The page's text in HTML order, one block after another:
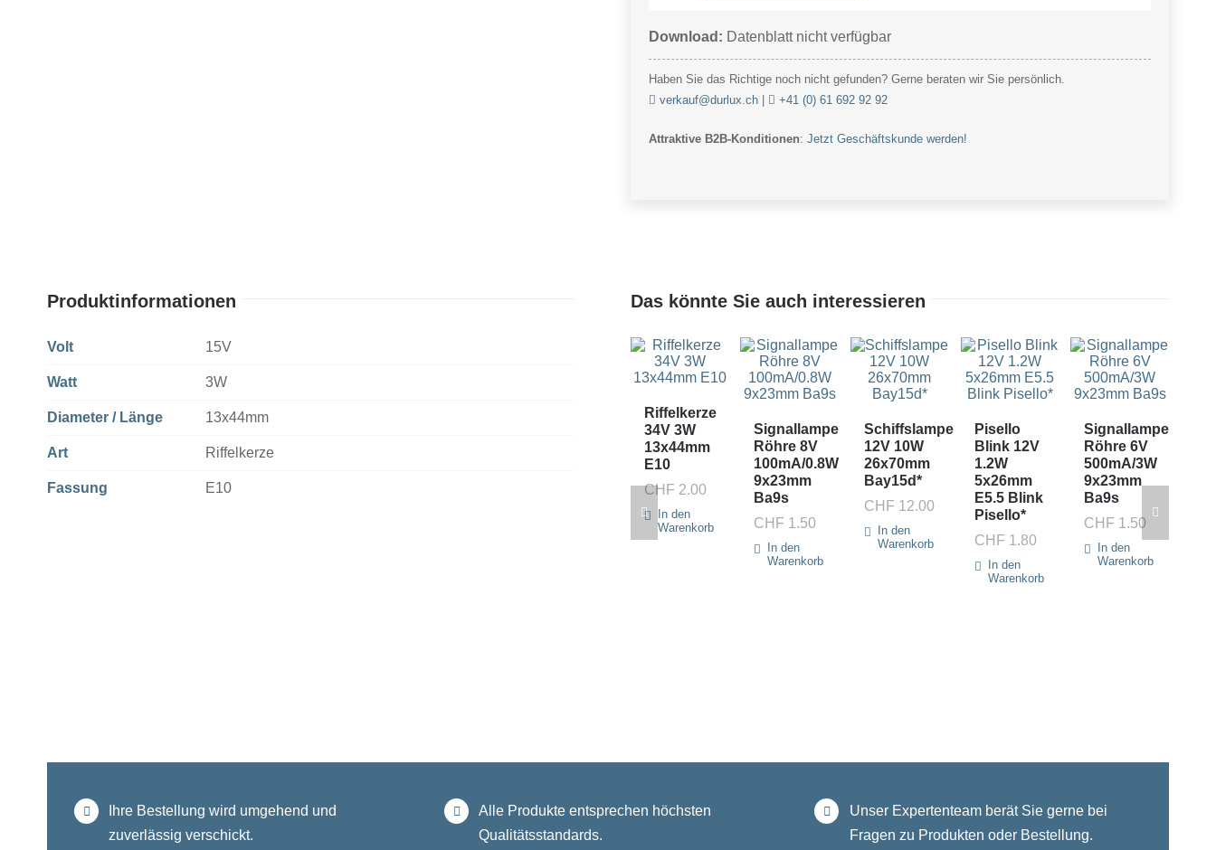
16V
13x44mm
Menge
Download: Datenblatt nicht verfügbar
Haben Sie das Richtige noch nicht gefunden? Gerne beraten wir Sie persönlich.
verkauf@durlux.ch| +41 (0) 61 692 92 92
Attraktive B2B-Konditionen: Jetzt Geschäftskunde werden!
Produktinformationen
Volt 15V
Watt 3W
Diameter / Länge 13x44mm
Art Riffelkerze
Fassung E10
Das könnte Sie auch interessieren
Riffelkerze
34V 3W
13x44mm
E10
CHF 2.00
In den
Warenkorb
Signallampe
Röhre 8V
100mA/0.8W
9x23mm
Ba9s
CHF 1.50
In den
Warenkorb
Schiffslampe
12V 10W
26x70mm
Bay15d*
CHF 12.00
In den
Warenkorb
Pisello
Blink 12V
1.2W
5x26mm
E5.5 Blink
Pisello*
CHF 1.80
In den
Warenkorb
Signallampe
Röhre 6V
500mA/3W
9x23mm
Ba9s
CHF 1.50
In den
Warenkorb
Ihre Bestellung wird umgehend und
zuverlässig verschickt.
Alle Produkte entsprechen höchsten
Qualitätsstandards.
Unser Expertenteam berät Sie gerne bei
Fragen zu Produkten oder Bestellung.